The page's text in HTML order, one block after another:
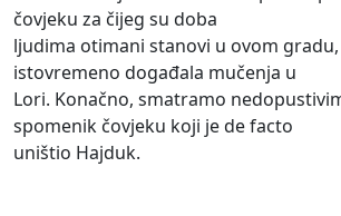
čovjeku za čijeg su doba
ljudima otimani stanovi u ovom
istovremeno događala mučenja u
Lori. Konačno, smatramo
spomenik čovjeku koji je de facto
uništio Hajduk.